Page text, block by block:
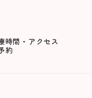
時間・アクセス
約